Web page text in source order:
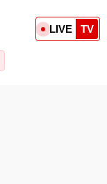
LIVE TV